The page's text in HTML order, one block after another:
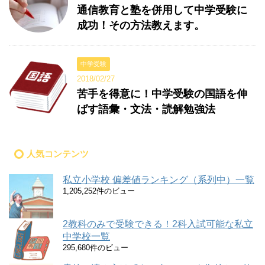
通信教育と塾を併用して中学受験に
成功！その方法教えます。
中学受験
2018/02/27
苦手を得意に！中学受験の国語を伸
ばす語彙・文法・読解勉強法
人気コンテンツ
私立小学校 偏差値ランキング（系列中）一覧
1,205,252件のビュー
2教科のみで受験できる！2科入試可能な私立
中学校一覧
295,680件のビュー